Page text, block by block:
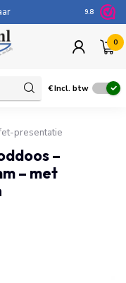
100
9.8
0
€Incl. btw
presentatie
–
– met